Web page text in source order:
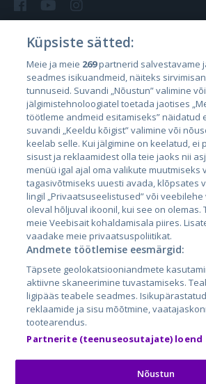
Страны
Эстония
Латвия
Литва
City24.lv
City24.ee
GetaPro.lv
GetaPro.ee
Autoplius.lt
Aruodas.lt
CVbankas.lt
Kainos.lt
auto24.ee
Osta.ee
Küpsiste sätted:
Meie ja meie 269partnerid salvestavame
seadmes isikuandmeid, näiteks
tunnuseid. Suvandi „Nõustun” valimine
jälgimistehnoloogiatel toetada jaotises
töötleme andmeid esitamiseks” näidatud
suvandi „Keeldu kõigist” valimine või
keelab selle. Kui jälgimine on keelatud, ei
sisust ja reklaamidest olla teie jaoks nii
menüü igal ajal oma valikute muutmiseks
tagasivõtmiseks uuesti avada, klõpsates
lingil „Privaatsuseelistused” või
oleval hõljuval ikoonil, kui see on olemas.
meie Veebisait kohaldamisala piires.
vaadake meie privaatsuspoliitikat.
Andmete töötlemise eesmärgid:
Täpsete geolokatsiooniandmete
aktiivne skaneerimine tuvastamiseks.
ligipääs teabele seadmes.
reklaamide ja sisu mõõtmine,
tootearendus.
Partnerite (teenuseosutajate) loend
Nõustun